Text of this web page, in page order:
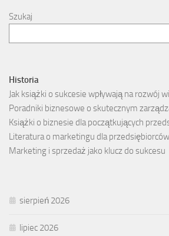
Szukaj
Historia
Jak książki o sukcesie wpływają na rozwój
Poradniki biznesowe o skutecznym
Książki o biznesie dla początkujących
Literatura o marketingu dla przedsiębiorców
Marketing i sprzedaż jako klucz do sukcesu
sierpień 2026
lipiec 2026